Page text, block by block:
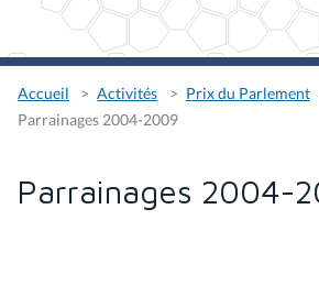
Accueil Activités Prix du Parlement
Parrainages 2004-2009
Parrainages 2004-